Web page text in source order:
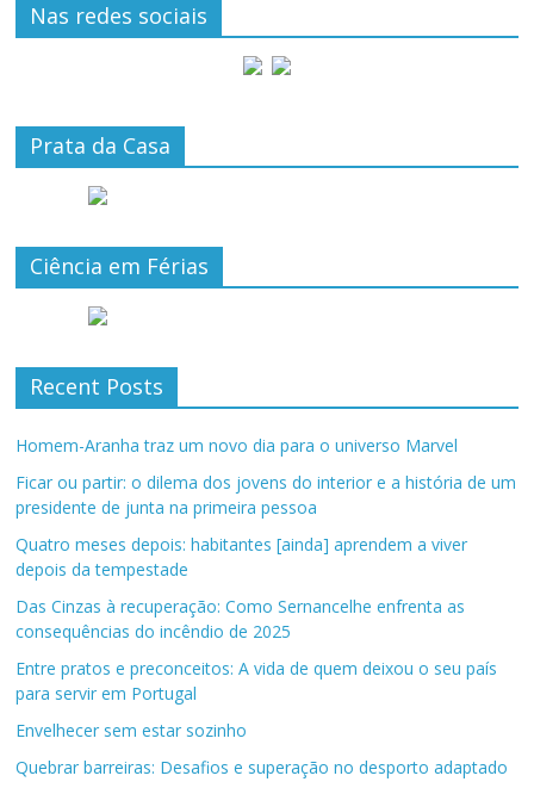
Nas redes sociais
Prata da Casa
Ciência em Férias
Recent Posts
Homem-Aranha traz um novo dia para o universo Marvel
Ficar ou partir: o dilema dos jovens do interior e a história de um
presidente de junta na primeira pessoa
Quatro meses depois: habitantes [ainda] aprendem a viver
depois da tempestade
Das Cinzas à recuperação: Como Sernancelhe enfrenta as
consequências do incêndio de 2025
Entre pratos e preconceitos: A vida de quem deixou o seu país
para servir em Portugal
Envelhecer sem estar sozinho
Quebrar barreiras: Desafios e superação no desporto adaptado